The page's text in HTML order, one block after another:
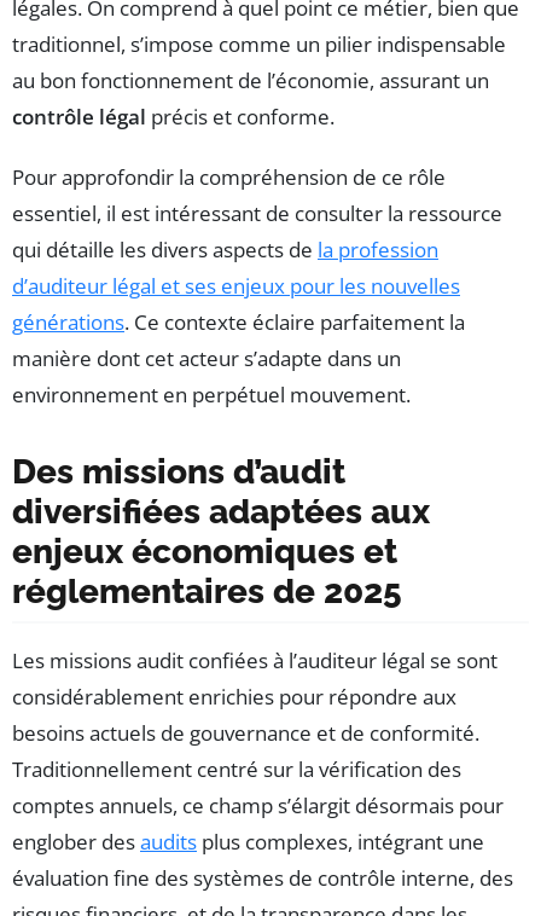
légales. On comprend à quel point ce métier, bien que
traditionnel, s’impose comme un pilier indispensable
au bon fonctionnement de l’économie, assurant un
contrôle légal précis et conforme.
Pour approfondir la compréhension de ce rôle
essentiel, il est intéressant de consulter la ressource
qui détaille les divers aspects de la profession
d’auditeur légal et ses enjeux pour les nouvelles
générations. Ce contexte éclaire parfaitement la
manière dont cet acteur s’adapte dans un
environnement en perpétuel mouvement.
Des missions d’audit
diversifiées adaptées aux
enjeux économiques et
réglementaires de 2025
Les missions audit confiées à l’auditeur légal se sont
considérablement enrichies pour répondre aux
besoins actuels de gouvernance et de conformité.
Traditionnellement centré sur la vérification des
comptes annuels, ce champ s’élargit désormais pour
englober desaudits plus complexes, intégrant une
évaluation fine des systèmes de contrôle interne, des